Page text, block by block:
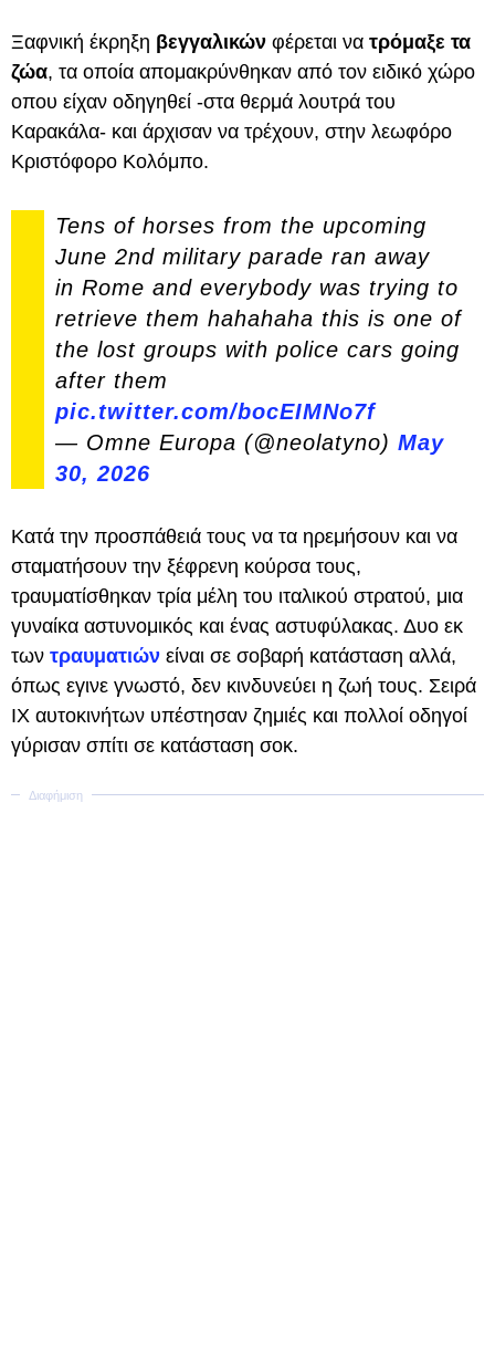
Ξαφνική έκρηξη βεγγαλικών φέρεται να τρόμαξε τα
ζώα, τα οποία απομακρύνθηκαν από τον ειδικό χώρο
οπου είχαν οδηγηθεί -στα θερμά λουτρά του
Καρακάλα- και άρχισαν να τρέχουν, στην λεωφόρο
Κριστόφορο Κολόμπο.
Tens of horses from the upcoming
June 2nd military parade ran away
in Rome and everybody was trying to
retrieve them hahahaha this is one of
the lost groups with police cars going
after them
pic.twitter.com/bocEIMNo7f
— Omne Europa (@neolatyno) May
30, 2026
Κατά την προσπάθειά τους να τα ηρεμήσουν και να
σταματήσουν την ξέφρενη κούρσα τους,
τραυματίσθηκαν τρία μέλη του ιταλικού στρατού, μια
γυναίκα αστυνομικός και ένας αστυφύλακας. Δυο εκ
των τραυματιών είναι σε σοβαρή κατάσταση αλλά,
όπως εγινε γνωστό, δεν κινδυνεύει η ζωή τους. Σειρά
ΙΧ αυτοκινήτων υπέστησαν ζημιές και πολλοί οδηγοί
γύρισαν σπίτι σε κατάσταση σοκ.